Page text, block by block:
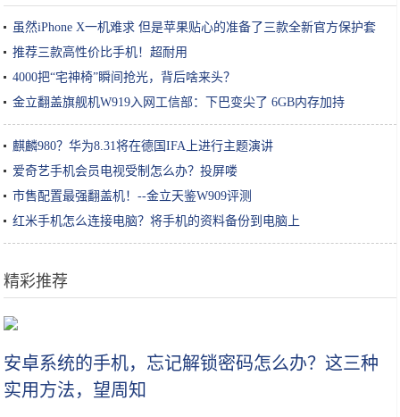
虽然iPhone X一机难求 但是苹果贴心的准备了三款全新官方保护套
推荐三款高性价比手机！超耐用
4000把“宅神椅”瞬间抢光，背后啥来头？
金立翻盖旗舰机W919入网工信部：下巴变尖了 6GB内存加持
麒麟980？华为8.31将在德国IFA上进行主题演讲
爱奇艺手机会员电视受制怎么办？投屏喽
市售配置最强翻盖机！--金立天鉴W909评测
红米手机怎么连接电脑？将手机的资料备份到电脑上
精彩推荐
安卓系统的手机，忘记解锁密码怎么办？这三种
实用方法，望周知